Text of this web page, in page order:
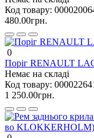
Код товару:
480.00грн.
0
Поріг RENAULT
Немає на складі
Код товару:
1 250.00грн.